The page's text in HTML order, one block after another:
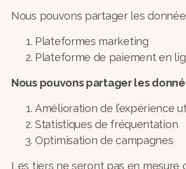
Nous pouvons partager les
Plateformes marketing
Plateforme de paiement en
Nous pouvons partager les
Amélioration de l’expérience
Statistiques de fréquentation
Optimisation de campagnes
Les tiers ne seront pas en mesure